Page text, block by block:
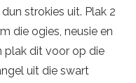
strokies uit. Plak 2
die ogies, neusie en
plak dit voor op die
uit die swart